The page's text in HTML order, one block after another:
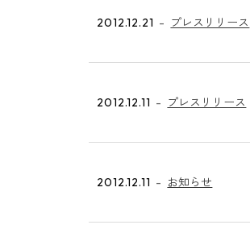
2012.12.21 プレスリリース
2012.12.11 プレスリリース
2012.12.11 お知らせ